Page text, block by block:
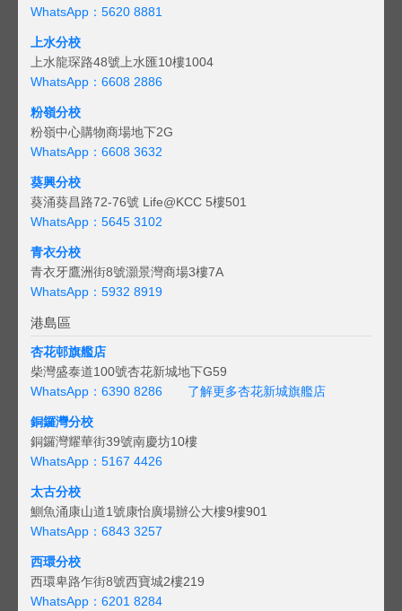
WhatsApp：5620 8881
上水分校
上水龍琛路48號上水匯10樓1004
WhatsApp：6608 2886
粉嶺分校
粉嶺中心購物商場地下2G
WhatsApp：6608 3632
葵興分校
葵涌葵昌路72-76號 Life@KCC 5樓501
WhatsApp：5645 3102
青衣分校
青衣牙鷹洲街8號灝景灣商場3樓7A
WhatsApp：5932 8919
港島區
杏花邨旗艦店
柴灣盛泰道100號杏花新城地下G59
WhatsApp：6390 8286
了解更多杏花新城旗艦店
銅鑼灣分校
銅鑼灣耀華街39號南慶坊10樓
WhatsApp：5167 4426
太古分校
鰂魚涌康山道1號康怡廣場辦公大樓9樓901
WhatsApp：6843 3257
西環分校
西環卑路乍街8號西寶城2樓219
WhatsApp：6201 8284